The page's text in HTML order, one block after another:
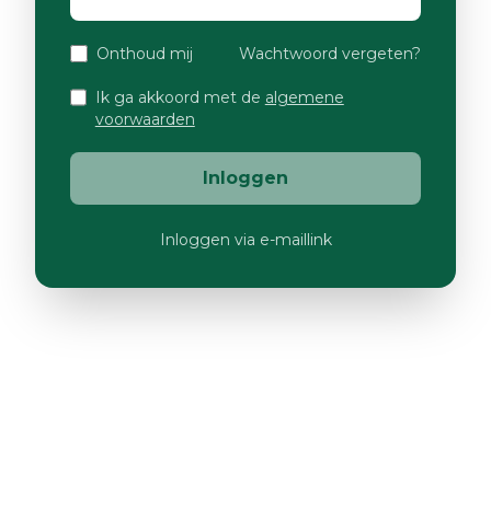
Onthoud mij Wachtwoord vergeten?
Ik ga akkoord met de algemene
voorwaarden
Inloggen
Inloggen via e-maillink